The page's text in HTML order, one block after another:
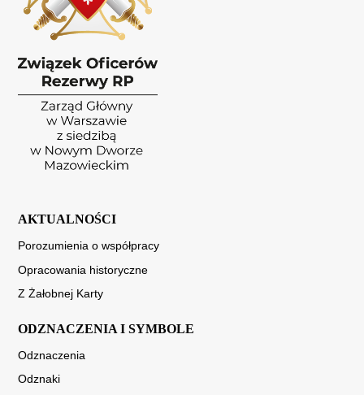
AKTUALNOŚCI
Porozumienia o współpracy
Opracowania historyczne
Z Żałobnej Karty
ODZNACZENIA I SYMBOLE
Odznaczenia
Odznaki